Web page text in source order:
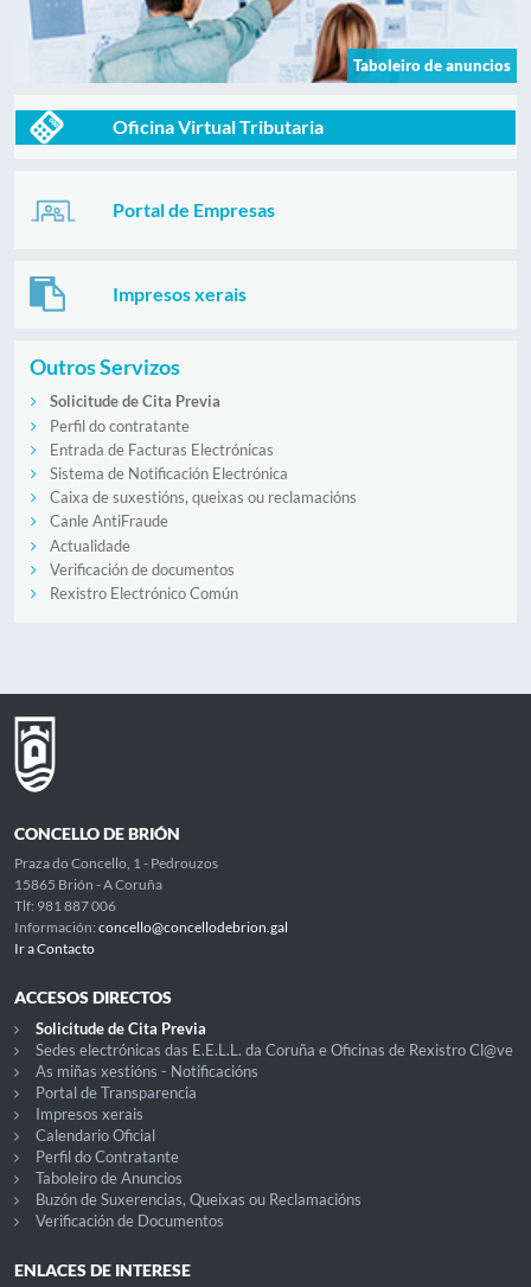
Taboleiro de anuncios
Oficina Virtual Tributaria
Portal de Empresas
Impresos xerais
Outros Servizos
Solicitude de Cita Previa
Perfil do contratante
Entrada de Facturas Electrónicas
Sistema de Notificación Electrónica
Caixa de suxestións, queixas ou reclamacións
Canle AntiFraude
Actualidade
Verificación de documentos
Rexistro Electrónico Común
CONCELLO DE BRIÓN
Praza do Concello, 1 - Pedrouzos
15865 Brión - A Coruña
Tlf: 981 887 006
Información: concello@concellodebrion.gal
Ir a Contacto
ACCESOS DIRECTOS
Solicitude de Cita Previa
Sedes electrónicas das E.E.L.L. da Coruña e Oficinas de Rexistro Cl@ve
As miñas xestións - Notificacións
Portal de Transparencia
Impresos xerais
Calendario Oficial
Perfil do Contratante
Taboleiro de Anuncios
Buzón de Suxerencias, Queixas ou Reclamacións
Verificación de Documentos
ENLACES DE INTERESE